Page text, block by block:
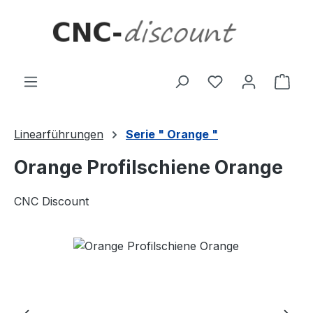
Linearführungen Serie " Orange "
Orange Profilschiene Orange
CNC Discount
Bildergalerie überspringen